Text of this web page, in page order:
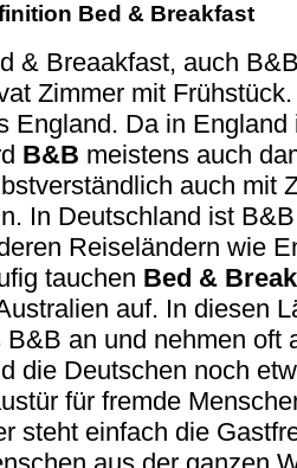
Bed & Breakfast
& Breaakfast, auch
Zimmer mit
England. Da in
B&B meistens auch
auch mit
In Deutschland ist
Reiseländern wie
tauchen Bed &
auf. In diesen
B&B an und nehmen oft
die Deutschen noch
für fremde
steht einfach die